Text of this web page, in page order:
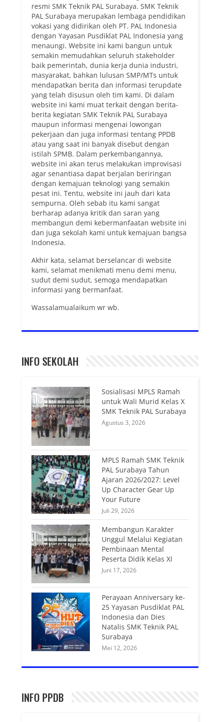
resmi SMK Teknik PAL Surabaya. SMK Teknik
PAL Surabaya merupakan lembaga pendidikan
vokasi yang didirikan oleh PT. PAL Indonesia
dengan Yayasan Pusdiklat PAL Indonesia yang
menaungi. Website ini kami bangun untuk
semakin memudahkan seluruh stakeholder
baik pemerintah, dunia kerja dunia industri,
masyarakat, bahkan lulusan SMP/MTs untuk
mendapatkan berita dan informasi terupdate
yang telah disusun oleh tim kami. Di dalam
website ini kami muat terkait dengan berita-
berita kegiatan SMK Teknik PAL Surabaya
maupun informasi mengenai lowongan
pekerjaan dan juga informasi tentang PPDB
atau yang saat ini banyak disebut dengan
istilah SPMB. Dalam perkembangannya,
website ini akan terus melakukan improvisasi
agar senantiasa dapat berjalan beriringan
dengan kemajuan teknologi yang semakin
pesat ini. Tentu, website ini jauh dari kata
sempurna. Oleh sebab itu kami sangat
berharap adanya kritik dan saran yang
membangun demi kebermanfaatan website ini
dan juga sekolah kami untuk kemajuan bangsa
Indonesia.
Akhir kata, selamat berselancar di website
kami, selamat menikmati menu demi menu,
sudut demi sudut, semoga mendapatkan
informasi yang bermanfaat.
Wassalamualaikum wr wb.
INFO SEKOLAH
Sosialisasi MPLS Ramah
untuk Wali Murid Kelas X
SMK Teknik PAL Surabaya
Agustus 3, 2026
MPLS Ramah SMK Teknik
PAL Surabaya Tahun
Ajaran 2026/2027: Level
Up Character Gear Up
Your Future
Juli 29, 2026
Membangun Karakter
Unggul Melalui Kegiatan
Pembinaan Mental
Peserta Didik Kelas XI
Juni 17, 2026
Perayaan Anniversary ke-
25 Yayasan Pusdiklat PAL
Indonesia dan Dies
Natalis SMK Teknik PAL
Surabaya
Mei 12, 2026
INFO PPDB